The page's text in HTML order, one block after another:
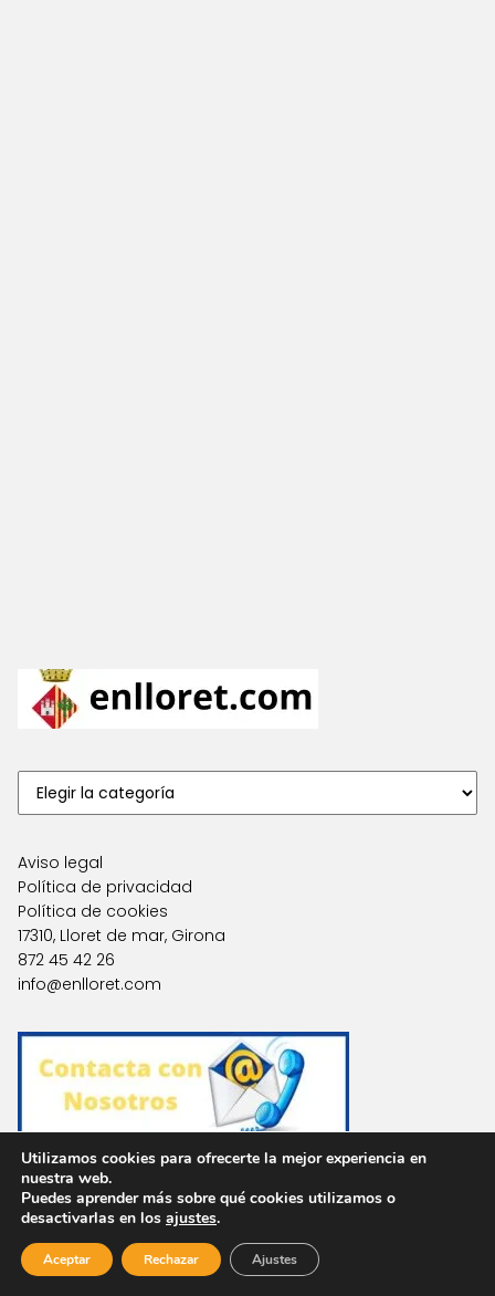
Aviso legal
Política de privacidad
Política de cookies
17310, Lloret de mar, Girona
872 45 42 26
info@enlloret.com
Agencias en Otras Localidades
Utilizamos cookies para ofrecerte la mejor experiencia en
nuestra web.
Puedes aprender más sobre qué cookies utilizamos o
desactivarlas en los ajustes.
Aceptar Rechazar Ajustes